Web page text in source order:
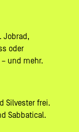
Jobrad,
oder
und mehr.
Silvester frei.
Sabbatical.